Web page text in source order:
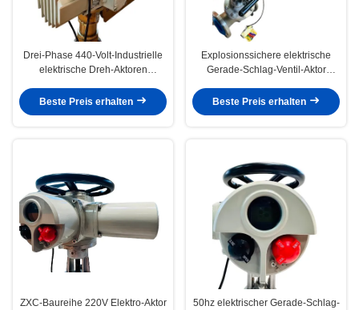
Drei-Phase 440-Volt-Industrielle
elektrische Dreh-Aktoren
Beste Preis erhalten
Explosionssichere elektrische
Gerade-Schlag-Ventil-Aktor
Beste Preis erhalten
ZXC-Baureihe 220V Elektro-Aktor
50hz elektrischer Gerade-Schlag-